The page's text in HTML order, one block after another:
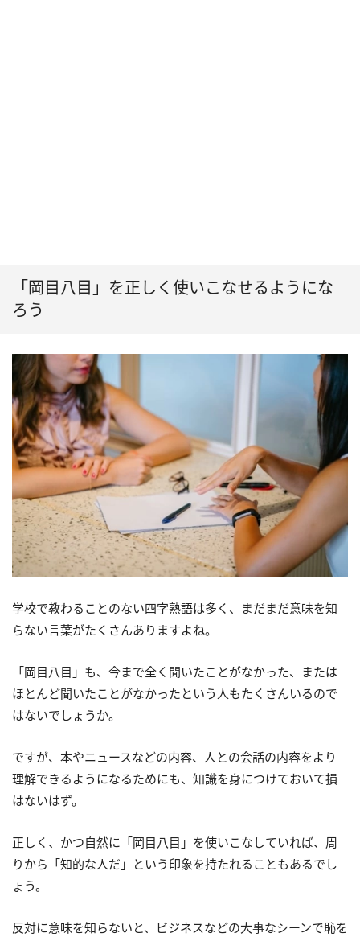
「岡目八目」を正しく使いこなせるようにな
ろう
学校で教わることのない四字熟語は多く、まだまだ意味を知
らない言葉がたくさんありますよね。
「岡目八目」も、今まで全く聞いたことがなかった、または
ほとんど聞いたことがなかったという人もたくさんいるので
はないでしょうか。
ですが、本やニュースなどの内容、人との会話の内容をより
理解できるようになるためにも、知識を身につけておいて損
はないはず。
正しく、かつ自然に「岡目八目」を使いこなしていれば、周
りから「知的な人だ」という印象を持たれることもあるでし
ょう。
反対に意味を知らないと、ビジネスなどの大事なシーンで恥を